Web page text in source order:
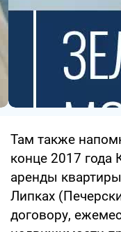
Там также
конце 2017 года
аренды
Липках
договору,